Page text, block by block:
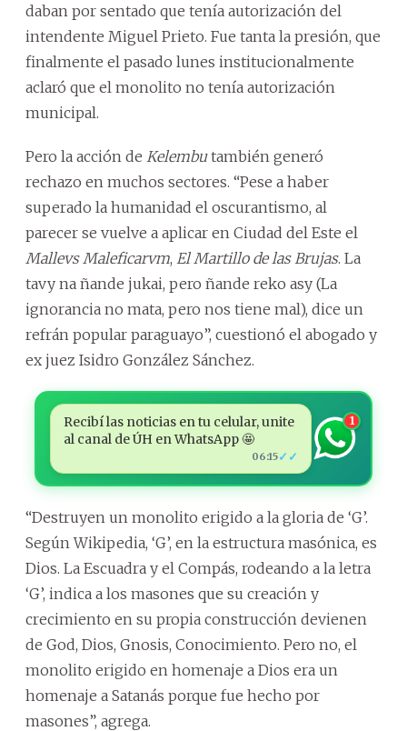
daban por sentado que tenía autorización del
intendente Miguel Prieto. Fue tanta la presión, que
finalmente el pasado lunes institucionalmente
aclaró que el monolito no tenía autorización
municipal.
Pero la acción de Kelembutambién generó
rechazo en muchos sectores. “Pese a haber
superado la humanidad el oscurantismo, al
parecer se vuelve a aplicar en Ciudad del Este el
Mallevs Maleficarvm, El Martillo de las Brujas. La
tavy na ñande jukai, pero ñande reko asy (La
ignorancia no mata, pero nos tiene mal), dice un
refrán popular paraguayo”, cuestionó el abogado y
ex juez Isidro González Sánchez.
Recibí las noticias en tu celular, unite
al canal de ÚH en WhatsApp 🤩
06:15✓✓
1
“Destruyen un monolito erigido a la gloria de ‘G’.
Según Wikipedia, ‘G’, en la estructura masónica, es
Dios. La Escuadra y el Compás, rodeando a la letra
‘G’, indica a los masones que su creación y
crecimiento en su propia construcción devienen
de God, Dios, Gnosis, Conocimiento. Pero no, el
monolito erigido en homenaje a Dios era un
homenaje a Satanás porque fue hecho por
masones”, agrega.